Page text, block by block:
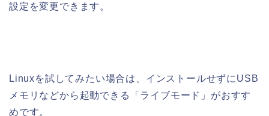
設定を変更できます。
Linuxを試してみたい場合は、インストールせずにUSB
メモリなどから起動できる「ライブモード」がおすす
めです。